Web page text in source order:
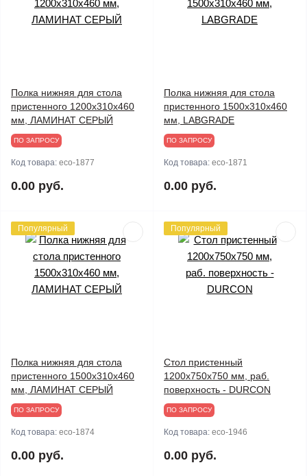
Полка нижняя для стола
пристенного 1200х310х460
мм, ЛАМИНАТ СЕРЫЙ
ПО ЗАПРОСУ
Код товара: eco-1877
0.00 руб.
Полка нижняя для стола
пристенного 1500х310х460
мм, LABGRADE
ПО ЗАПРОСУ
Код товара: eco-1871
0.00 руб.
Популярный
Полка нижняя для стола
пристенного 1500х310х460
мм, ЛАМИНАТ СЕРЫЙ
ПО ЗАПРОСУ
Код товара: eco-1874
0.00 руб.
Популярный
Стол пристенный
1200х750х750 мм, раб.
поверхность - DURCON
ПО ЗАПРОСУ
Код товара: eco-1946
0.00 руб.